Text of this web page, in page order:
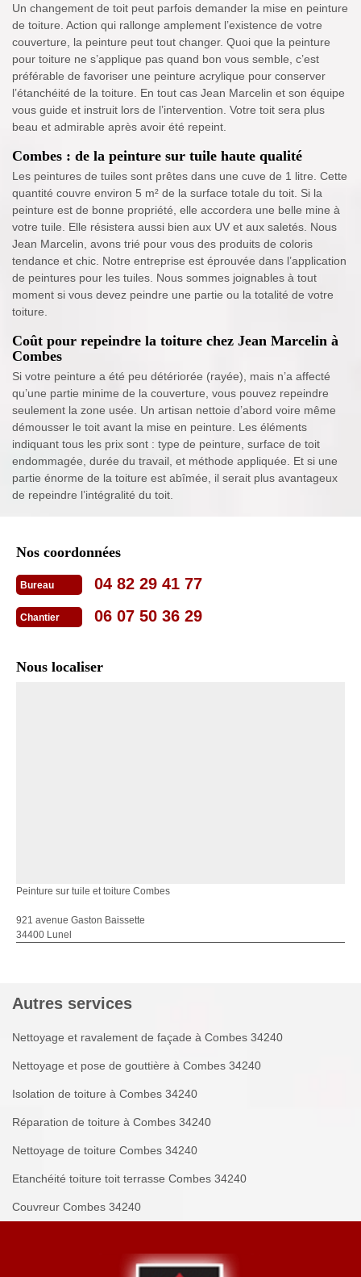
Un changement de toit peut parfois demander la mise en peinture
de toiture. Action qui rallonge amplement l’existence de votre
couverture, la peinture peut tout changer. Quoi que la peinture
pour toiture ne s’applique pas quand bon vous semble, c’est
préférable de favoriser une peinture acrylique pour conserver
l’étanchéité de la toiture. En tout cas Jean Marcelin et son équipe
vous guide et instruit lors de l’intervention. Votre toit sera plus
beau et admirable après avoir été repeint.
Combes : de la peinture sur tuile haute qualité
Les peintures de tuiles sont prêtes dans une cuve de 1 litre. Cette
quantité couvre environ 5 m² de la surface totale du toit. Si la
peinture est de bonne propriété, elle accordera une belle mine à
votre tuile. Elle résistera aussi bien aux UV et aux saletés. Nous
Jean Marcelin, avons trié pour vous des produits de coloris
tendance et chic. Notre entreprise est éprouvée dans l’application
de peintures pour les tuiles. Nous sommes joignables à tout
moment si vous devez peindre une partie ou la totalité de votre
toiture.
Coût pour repeindre la toiture chez Jean Marcelin à
Combes
Si votre peinture a été peu détériorée (rayée), mais n’a affecté
qu’une partie minime de la couverture, vous pouvez repeindre
seulement la zone usée. Un artisan nettoie d’abord voire même
démousser le toit avant la mise en peinture. Les éléments
indiquant tous les prix sont : type de peinture, surface de toit
endommagée, durée du travail, et méthode appliquée. Et si une
partie énorme de la toiture est abîmée, il serait plus avantageux
de repeindre l’intégralité du toit.
Nos coordonnées
Bureau 04 82 29 41 77
Chantier 06 07 50 36 29
Nous localiser
Peinture sur tuile et toiture Combes
921 avenue Gaston Baissette
34400 Lunel
Autres services
Nettoyage et ravalement de façade à Combes 34240
Nettoyage et pose de gouttière à Combes 34240
Isolation de toiture à Combes 34240
Réparation de toiture à Combes 34240
Nettoyage de toiture Combes 34240
Etanchéité toiture toit terrasse Combes 34240
Couvreur Combes 34240